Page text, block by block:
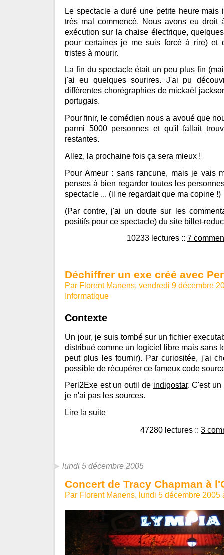
Le spectacle a duré une petite heure
très mal commencé. Nous avons eu droit
exécution sur la chaise électrique,
pour certaines je me suis forcé à rire) et
tristes à mourir.
La fin du spectacle était un peu plus fin
j'ai eu quelques sourires. J'ai pu
différentes chorégraphies de mickaël
portugais.
Pour finir, le comédien nous a avoué que
parmi 5000 personnes et qu'il fallait
restantes.
Allez, la prochaine fois ça sera mieux !
Pour Ameur : sans rancune, mais je vais
penses à bien regarder toutes les
spectacle ... (il ne regardait que ma copine !)
(Par contre, j'ai un doute sur les
positifs pour ce spectacle) du site billet-
10233 lectures :: 7
Déchiffrer un exe créé avec
Par Florent Manens, vendredi 9 décembre
Informatique
Contexte
Un jour, je suis tombé sur un fichier
distribué comme un logiciel libre mais sans
peut plus les fournir). Par curiositée, j'ai
possible de récupérer ce fameux code
Perl2Exe est un outil de indigostar. C'est un
je n'ai pas les sources.
Lire la suite
47280 lectures :: 3
lundi 5 décembre 2005
Concert de Tracy Chapman à
Par Florent Manens, lundi 5 décembre